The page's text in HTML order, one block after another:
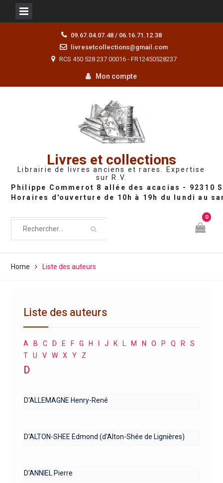
09.67.04.07.48 / 06.16.71.12.38
livresetcollections@gmail.com
RCS 450 528 237 00016 - FR12450528237
Mon compte
Livres et collections
Librairie de livres anciens et rares. Expertise
sur R.V.
0
Home Liste des auteurs
Liste des auteurs
A B C D E F G H J K L M N O P Q R
S
T
U V W X Y Z
D
D'ALLEMAGNE Henry-René
D'ALTON-SHEE Edmond (d'Alton-Shée de Lignières)
D'ANNIEL Pierre